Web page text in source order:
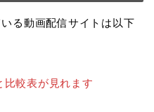
る動画配信サイトは以下
較表が見れます